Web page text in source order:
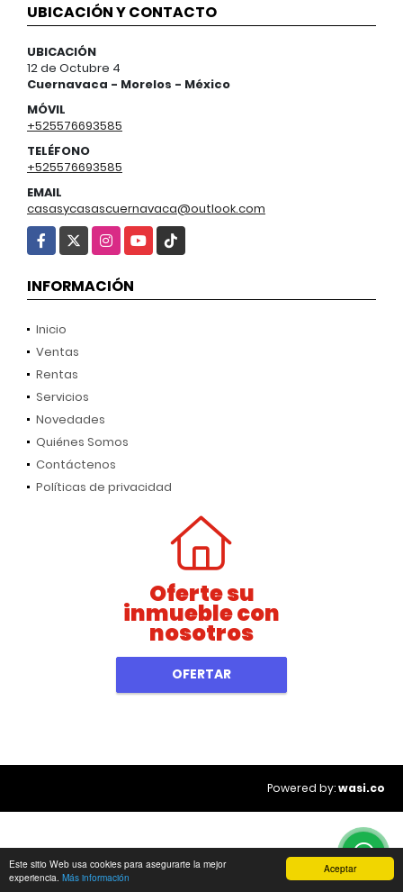
Aceptar
Este sitio Web usa cookies para asegurarte la mejor
experiencia. Más información
UBICACIÓN Y CONTACTO
UBICACIÓN
12 de Octubre 4
Cuernavaca - Morelos - México
MÓVIL
+525576693585
TELÉFONO
+525576693585
EMAIL
casasycasascuernavaca@outlook.com
Facebook
X Instagram
YouTube
TikTok
INFORMACIÓN
Inicio
Ventas
Rentas
Servicios
Novedades
Quiénes Somos
Contáctenos
Políticas de privacidad
Oferte su
inmueble con
nosotros
OFERTAR
Powered by:wasi.co